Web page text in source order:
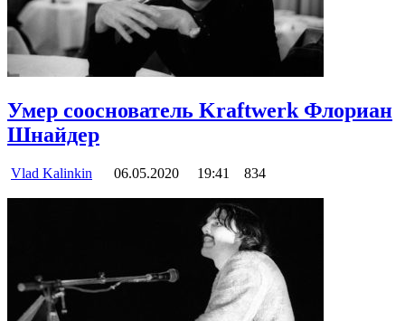
Умер сооснователь Kraftwerk Флориан
Шнайдер
Vlad Kalinkin 06.05.2020 19:41 834